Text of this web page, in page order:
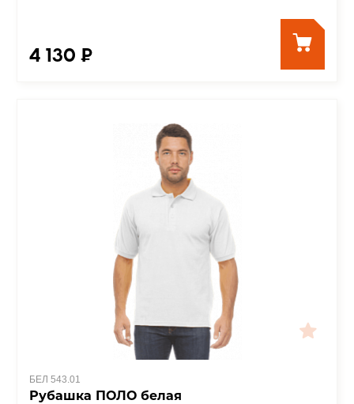
4 130 ₽
БЕЛ 543.01
Рубашка ПОЛО белая